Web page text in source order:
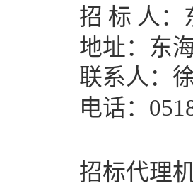
招 标 人：
地址：东
联系人：
电话：
招标代理